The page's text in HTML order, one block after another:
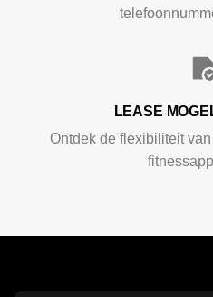
LEASE
Ontdek de flexibiliteit